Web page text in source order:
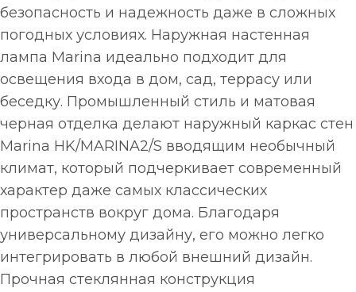
безопасность и надежность даже в сложных
погодных условиях. Наружная настенная
лампа Marina идеально подходит для
освещения входа в дом, сад, террасу или
беседку. Промышленный стиль и матовая
черная отделка делают наружный каркас стен
Marina HK/MARINA2/S вводящим необычный
климат, который подчеркивает современный
характер даже самых классических
пространств вокруг дома. Благодаря
универсальному дизайну, его можно легко
интегрировать в любой внешний дизайн.
Прочная стеклянная конструкция